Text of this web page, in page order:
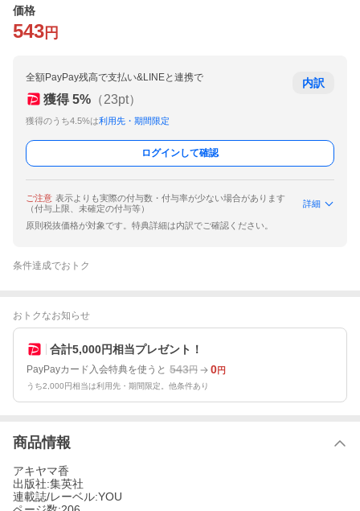
価格
543 円
全額PayPay残高で支払い&LINEと連携で
獲得 5% （23pt）
獲得のうち4.5%は利用先・期間限定
内訳
ログインして確認
ご注意 表示よりも実際の付与数・付与率が少ない場合があります
（付与上限、未確定の付与等）
詳細
原則税抜価格が対象です。特典詳細は内訳でご確認ください。
条件達成でおトク
おトクなお知らせ
合計5,000円相当プレゼント！
PayPayカード入会特典を使うと 543円 0円
うち2,000円相当は利用先・期間限定。他条件あり
商品情報
アキヤマ香
出版社:集英社
連載誌/レーベル:YOU